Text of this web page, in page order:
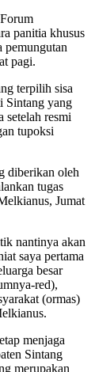
panitia khusus
pemungutan
pagi.
terpilih sisa
Sintang yang
setelah resmi
tupoksi
diberikan oleh
tugas
Jumat
nantinya akan
saya pertama
besar
red),
(ormas)
menjaga
Sintang
merupakan